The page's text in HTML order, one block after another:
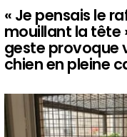
« Je pensais le
mouillant la tête
geste provoque
chien en pleine